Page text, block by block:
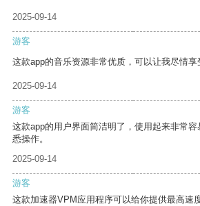
2025-09-14
游客
这款app的音乐资源非常优质，可以让我尽情享
2025-09-14
游客
这款app的用户界面简洁明了，使用起来非常
悉操作。
2025-09-14
游客
这款加速器VPM应用程序可以给你提供最高速